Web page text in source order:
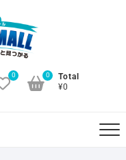
0
Total
¥0
0